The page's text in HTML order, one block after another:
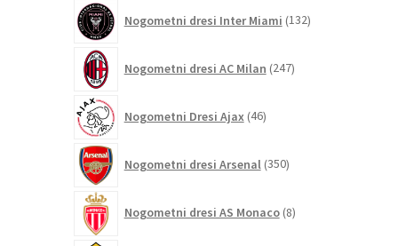
Nogometni dresi Inter Miami 132izdelkov
Nogometni dresi AC Milan 247izdelkov
Nogometni Dresi Ajax 46izdelkov
Nogometni dresi Arsenal 350izdelkov
Nogometni dresi AS Monaco 8izdelkov